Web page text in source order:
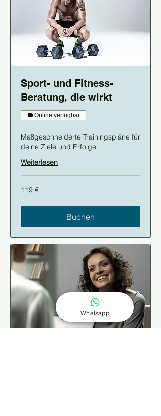
Sport- und Fitness-
Beratung, die wirkt
Online verfügbar
Maßgeschneiderte Trainingspläne für
deine Ziele und Erfolge
Weiterlesen
119
Euro
119 €
Buchen
Whatsapp